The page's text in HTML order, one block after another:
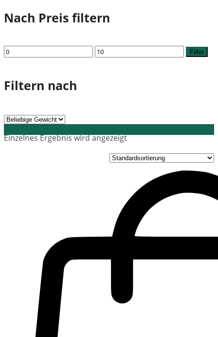
Nach Preis filtern
Min.
Preis
Max.
Preis
Filter
Filtern nach
Einzelnes Ergebnis wird angezeigt